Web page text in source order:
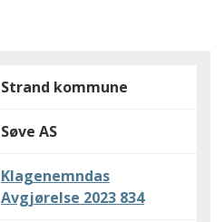
Strand kommune
Søve AS
Klagenemndas
Avgjørelse 2023 834